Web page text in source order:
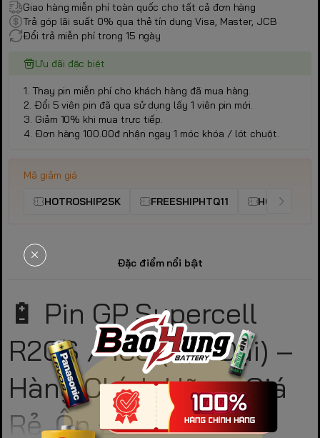
Giao hàng miễn phí toàn quốc cho tất cả đơn hàng
Trả góp lãi suất 0% qua thẻ tín dụng Visa, Master, JCB
Đổi trả miễn phí trong 15 ngày
Ưu đãi đặc biệt
1. Thay pin miễn phí cho khách hàng đã mua hàng.
2. Đổi 5 viên pin đã qua sử dụng lấy 1 viên pin mới.
3. Giảm 10% khi mua trực tiếp.
4. Đơn hàng 100.00đ nhận ngay 1 móc khóa / lót chuột.
Mã giảm giá
HOTROSHIP25K FREESHIPHTQ11
Đặc điểm nổi bật
🔋 Pin GP Supercell
R20S / 13S (Pin Đại) –
Hàng Chính Hãng, Giá
Rẻ, Ổn Định